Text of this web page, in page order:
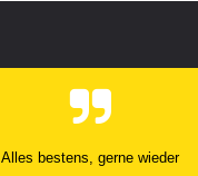
Alles bestens, gerne wieder